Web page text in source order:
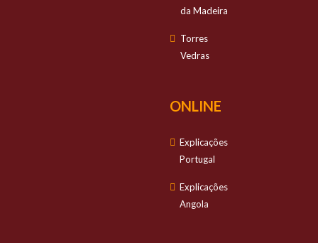
da Madeira
Torres
Vedras
ONLINE
Explicações
Portugal
Explicações
Angola